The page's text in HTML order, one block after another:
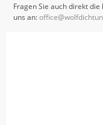
Fragen Sie auch direkt
uns an: